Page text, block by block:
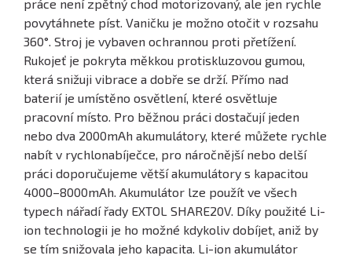
práce není zpětný chod motorizovaný, ale jen rychle
povytáhnete píst. Vaničku je možno otočit v rozsahu
360°. Stroj je vybaven ochrannou proti přetížení.
Rukojeť je pokryta měkkou protiskluzovou gumou,
která snižuji vibrace a dobře se drží. Přímo nad
baterií je umístěno osvětlení, které osvětluje
pracovní místo. Pro běžnou práci dostačují jeden
nebo dva 2000mAh akumulátory, které můžete rychle
nabít v rychlonabíječce, pro náročnější nebo delší
práci doporučujeme větší akumulátory s kapacitou
4000–8000mAh. Akumulátor lze použít ve všech
typech nářadí řady EXTOL SHARE20V. Díky použité Li-
ion technologii je ho možné kdykoliv dobíjet, aniž by
se tím snižovala jeho kapacita. Li-ion akumulátor